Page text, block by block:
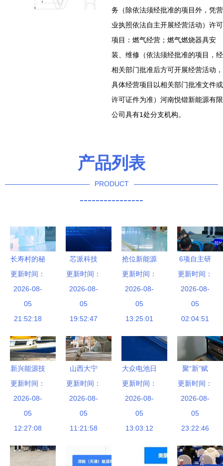
务（除依法须经批准的项目外，凭营
业执照依法自主开展经营活动）许可
项目：燃气经营；燃气燃烧器具安
装、维修（依法须经批准的项目，经
相关部门批准后方可开展经营活动，
具体经营项目以相关部门批准文件或
许可证件为准）河南悦锴新能源有限
公司具有1处分支机构。
产品列表
PRODUCT
----------------
长寿村的秘
密 探索硒
泰克与外源
活性硒的潜
在关联
更新时间：
2026-08-
05
21:52:18
芯派科技
更新时间：
2026-08-
05
19:52:47
抢位新能源
领域，固达
电缆集团光
伏电缆市场
份额持续攀
更新时间：
2026-08-
05
13:25:01
6项自主研
发显示技术
发布 江苏
常熟引领新
兴能源技术
更新时间：
2026-08-
05
02:04:51
新兴能源技
术的崛起
“机器人”浪
潮下，我们
能约吗？
更新时间：
2026-08-
05
12:27:08
山西大宁
清洁能源点
亮绿色发展
引擎
更新时间：
2026-08-
05
11:21:58
大众电池日
战略布局兑
现，宁德时
代短期承压
但绝非利空
更新时间：
2026-08-
05
13:03:12
聚“新”赋
能，培育发
展新质生产
力的“尖兵”
更新时间：
2026-08-
05
23:22:46